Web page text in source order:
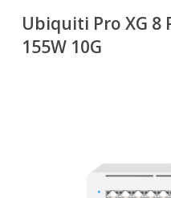
Ubiquiti Pro XG 8
155W 10G